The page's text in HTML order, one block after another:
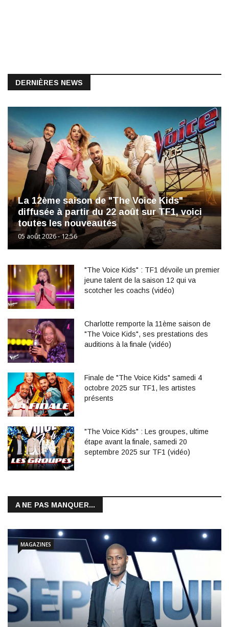
DERNIÈRES NEWS
La 12ème saison de "The Voice Kids"
diffusée à partir du 22 août sur TF1, voici
toutes les nouveautés
05 août 2026 - 12:56
"The Voice Kids" : TF1 dévoile un premier
jeune talent de la saison 12 qui va
scotcher les coachs (vidéo)
Charlotte remporte la 11ème saison de
"The Voice Kids", ses prestations des
auditions à la finale (vidéo)
Finale de "The Voice Kids" samedi 4
octobre 2025 sur TF1, les artistes
présents
"The Voice Kids" : Les groupes, ultime
étape avant la finale, samedi 20
septembre 2025 sur TF1 (vidéo)
A NE PAS MANQUER...
MAGAZINES